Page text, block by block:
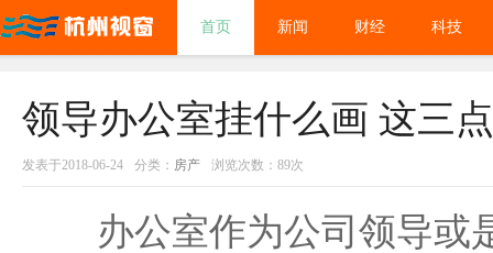
首页 新闻 财经 科技
领导办公室挂什么画 这三
发表于2018-06-24 分类： 房产 浏览次数：89次
办公室作为公司领导或